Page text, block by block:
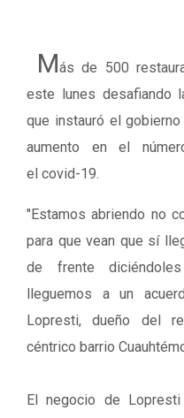
Más de 500
este lunes desafiando
que instauró el
aumento en el
el covid-19.
"Estamos abriendo no
para que vean que sí
de frente
lleguemos a un
Lopresti, dueño del
céntrico barrio
El negocio de